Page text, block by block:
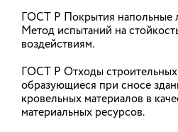
строительству разработан
которая задаст вектор
отрасли к использованию
инструментов бережливого
этом сообщил Заместитель
Правительства Марат
21.05.2026
ГОСТ Р Покрытия напольные
Метод испытаний на
воздействиям.
ГОСТ Р Отходы строительных
образующиеся при сносе
кровельных материалов в
материальных ресурсов.